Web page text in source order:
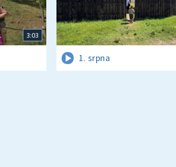
3:03
1. srpna